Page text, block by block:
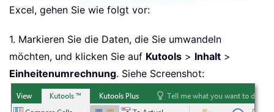
Excel, gehen Sie wie folgt vor:
1. Markieren Sie die Daten, die Sie umwandeln
möchten, und klicken Sie auf Kutools > Inhalt >
Einheitenumrechnung. Siehe Screenshot: